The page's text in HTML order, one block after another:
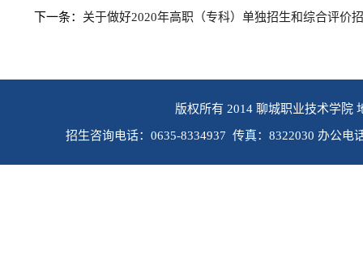
下一条： 关于做好2020年高职（专科）单独招生和综合评价
版权所有 2014 聊城职业技术学院
招生咨询电话：0635-8334937 传真：8322030 办公电